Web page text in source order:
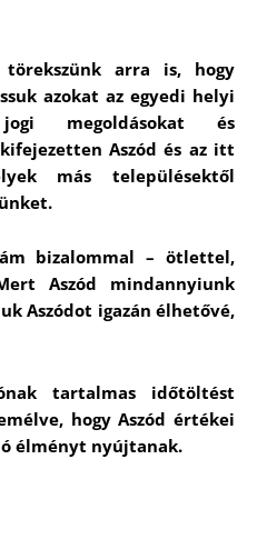
törekszünk arra is, hogy
azokat az egyedi helyi
megoldásokat és
Aszód és az itt
más településektől
bizalommal – ötlettel,
Aszód mindannyiunk
Aszódot igazán élhetővé,
tartalmas időtöltést
hogy Aszód értékei
élményt nyújtanak.